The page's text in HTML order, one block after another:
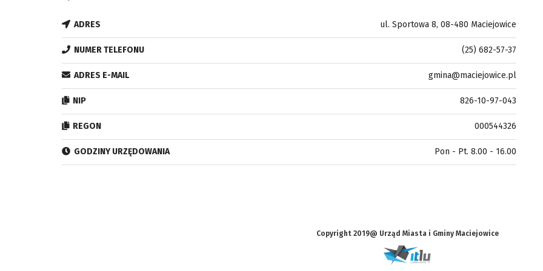
ADRES ul. Sportowa 8, 08-480 Maciejowice
NUMER TELEFONU (25) 682-57-37
ADRES E-MAIL gmina@maciejowice.pl
NIP 826-10-97-043
REGON 000544326
GODZINY URZĘDOWANIA Pon - Pt. 8.00 - 16.00
Copyright 2019@ Urząd Miasta i Gminy Maciejowice